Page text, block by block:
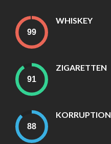
WHISKEY
ZIGARETTEN
KORRUPTION